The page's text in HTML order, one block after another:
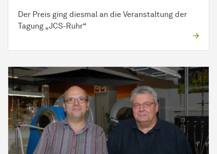
Der Preis ging diesmal an die Veranstaltung der
Tagung „JCS-Ruhr“